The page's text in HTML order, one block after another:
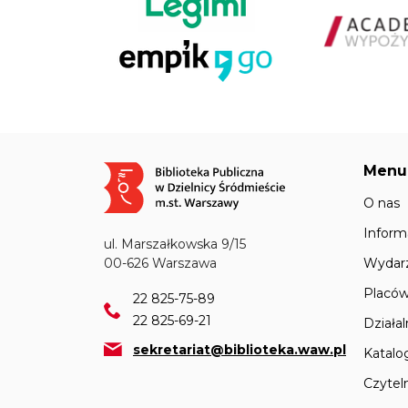
Obraz
ul. Marszałkowska 9/15
00-626 Warszawa
22 825-75-89
22 825-69-21
sekretariat@biblioteka.waw.pl
Menu
O nas